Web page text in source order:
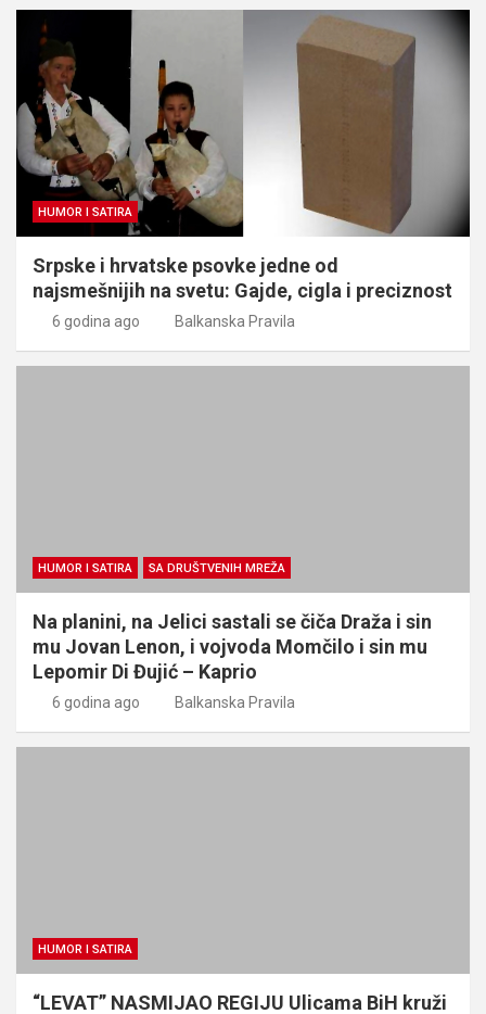
HUMOR I SATIRA
Srpske i hrvatske psovke jedne od
najsmešnijih na svetu: Gajde, cigla i preciznost
6 godina ago Balkanska Pravila
HUMOR I SATIRA SA DRUŠTVENIH MREŽA
Na planini, na Jelici sastali se čiča Draža i sin
mu Jovan Lenon, i vojvoda Momčilo i sin mu
Lepomir Di Đujić – Kaprio
6 godina ago Balkanska Pravila
HUMOR I SATIRA
“LEVAT” NASMIJAO REGIJU Ulicama BiH kruži